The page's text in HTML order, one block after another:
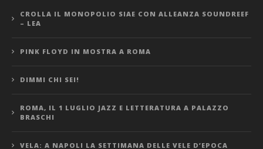
CROLLA IL MONOPOLIO SIAE CON ALLEANZA SOUNDREEF
– LEA
PINK FLOYD IN MOSTRA A ROMA
DIMMI CHI SEI!
ROMA, IL 1 LUGLIO JAZZ E LETTERATURA A PALAZZO
BRASCHI
VELA: A NAPOLI LA SETTIMANA DELLE VELE D’EPOCA